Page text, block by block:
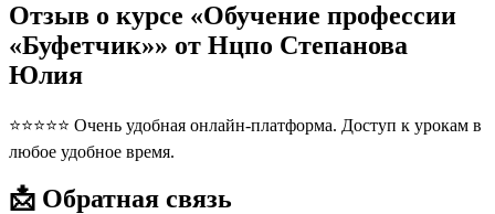
Отзыв о курсе «Обучение профессии
«Буфетчик»» от Нцпо Степанова
Юлия
⭐⭐⭐⭐⭐ Очень удобная онлайн-платформа. Доступ к урокам в
любое удобное время.
📩 Обратная связь